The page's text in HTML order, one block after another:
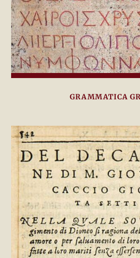
GRAMMATICA